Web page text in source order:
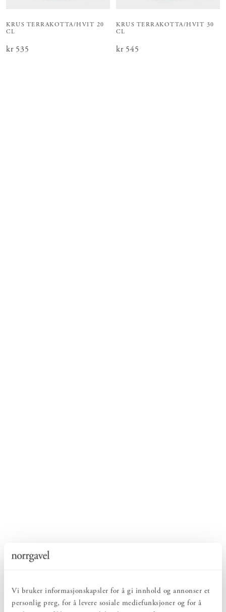
Vi bruker informasjonskapsler for å gi innhold og annonser et
personlig preg, for å levere sosiale mediefunksjoner og for å
KRUS TERRAKOTTA/HVIT 20
CL
Pris:kr 535
kr 535
KRUS TERRAKOTTA/HVIT 30
CL
Pris:kr 545
kr 545